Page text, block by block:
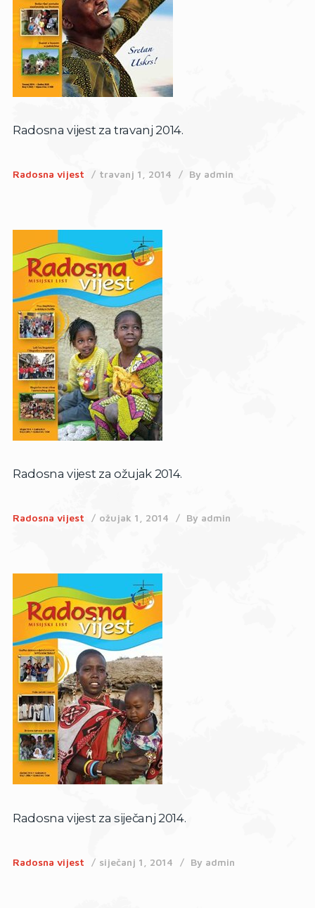
Radosna vijest za travanj 2014.
Radosna vijest travanj 1, 2014 By admin
Radosna vijest za ožujak 2014.
Radosna vijest ožujak 1, 2014 By admin
Radosna vijest za siječanj 2014.
Radosna vijest siječanj 1, 2014 By admin